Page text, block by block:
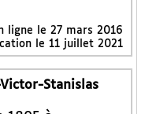
ligne le27 mars 2016
le 11 juillet 2021
Stanislas